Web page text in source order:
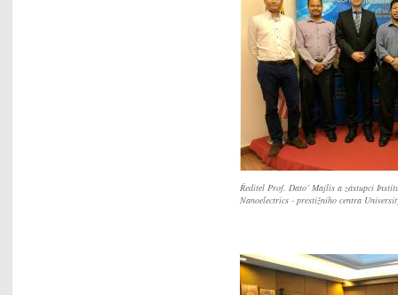
Ředitel Prof. Dato´ Majlis a zástupci
Nanoelectrics - prestižního centra